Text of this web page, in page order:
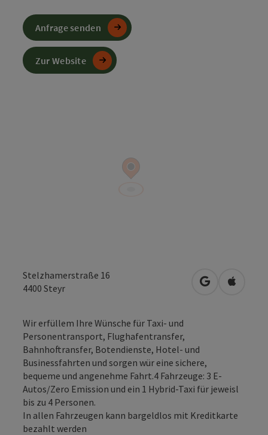
Stelzhamerstraße 16
4400 Steyr in Google
in
Wir erfüllem Ihre Wünsche für Taxi- und
Personentransport, Flughafentransfer,
Bahnhoftransfer, Botendienste, Hotel- und
Businessfahrten und sorgen wür eine sichere,
bequeme und angenehme Fahrt.4 Fahrzeuge: 3 E-
Autos/Zero Emission und ein 1 Hybrid-Taxi für jeweisl
bis zu 4 Personen.
In allen Fahrzeugen kann bargeldlos mit Kreditkarte
bezahlt werden
Anfrage senden
Zur Website